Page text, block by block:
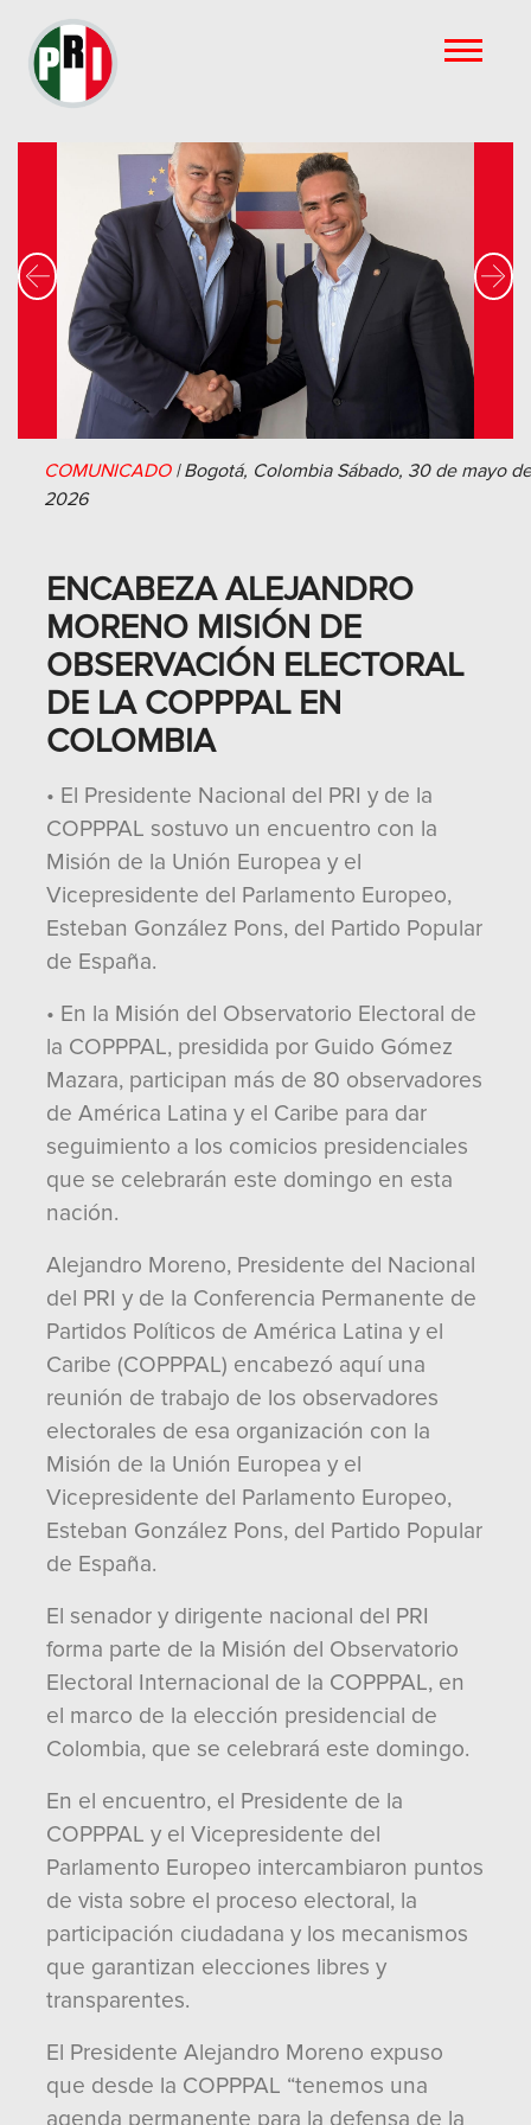
Previous Next
COMUNICADO|Bogotá, Colombia Sábado, 30 de mayo de
2026
ENCABEZA ALEJANDRO
MORENO MISIÓN DE
OBSERVACIÓN ELECTORAL
DE LA COPPPAL EN
COLOMBIA
• El Presidente Nacional del PRI y de la
COPPPAL sostuvo un encuentro con la
Misión de la Unión Europea y el
Vicepresidente del Parlamento Europeo,
Esteban González Pons, del Partido Popular
de España.
• En la Misión del Observatorio Electoral de
la COPPPAL, presidida por Guido Gómez
Mazara, participan más de 80 observadores
de América Latina y el Caribe para dar
seguimiento a los comicios presidenciales
que se celebrarán este domingo en esta
nación.
Alejandro Moreno, Presidente del Nacional
del PRI y de la Conferencia Permanente de
Partidos Políticos de América Latina y el
Caribe (COPPPAL) encabezó aquí una
reunión de trabajo de los observadores
electorales de esa organización con la
Misión de la Unión Europea y el
Vicepresidente del Parlamento Europeo,
Esteban González Pons, del Partido Popular
de España.
El senador y dirigente nacional del PRI
forma parte de la Misión del Observatorio
Electoral Internacional de la COPPPAL, en
el marco de la elección presidencial de
Colombia, que se celebrará este domingo.
En el encuentro, el Presidente de la
COPPPAL y el Vicepresidente del
Parlamento Europeo intercambiaron puntos
de vista sobre el proceso electoral, la
participación ciudadana y los mecanismos
que garantizan elecciones libres y
transparentes.
El Presidente Alejandro Moreno expuso
que desde la COPPPAL “tenemos una
agenda permanente para la defensa de la